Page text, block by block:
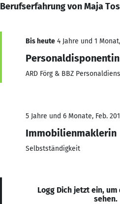
Berufserfahrung von Maja
Bis heute 4 Jahre und 1
Personaldisponentin
ARD Förg & BBZ
5 Jahre und 6 Monate, Feb.
Immobilienmaklerin
Selbstständigkeit
Logg Dich jetzt ein,
sehen.